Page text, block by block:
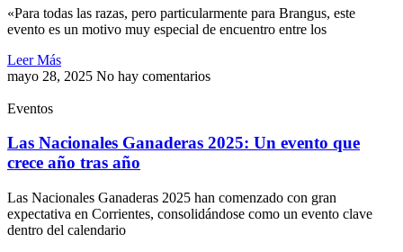
«Para todas las razas, pero particularmente para Brangus, este
evento es un motivo muy especial de encuentro entre los
Leer Más
mayo 28, 2025 No hay comentarios
Eventos
Las Nacionales Ganaderas 2025: Un evento que
crece año tras año
Las Nacionales Ganaderas 2025 han comenzado con gran
expectativa en Corrientes, consolidándose como un evento clave
dentro del calendario